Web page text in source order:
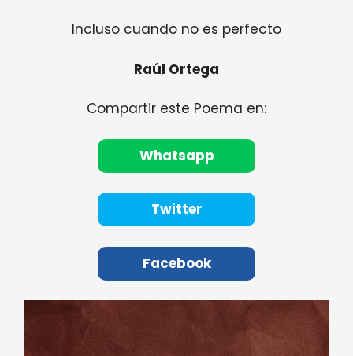
Incluso cuando no es perfecto
Raúl Ortega
Compartir este Poema en:
Whatsapp
Twitter
Facebook